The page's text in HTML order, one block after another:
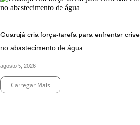
Guarujá cria força-tarefa para enfrentar crise
no abastecimento de água
agosto 5, 2026
Carregar Mais